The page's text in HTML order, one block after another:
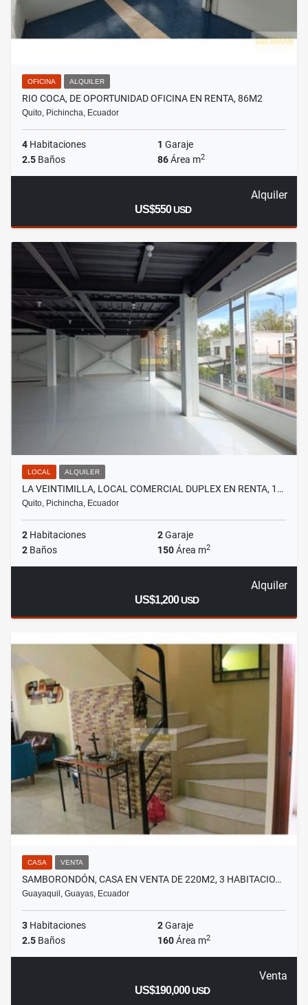
OFICINA ALQUILER
RIO COCA, DE OPORTUNIDAD OFICINA EN RENTA, 86M2
Quito, Pichincha, Ecuador
4 Habitaciones 1 Garaje
2.5 Baños 86Área m2
Alquiler
US$550USD
LOCAL ALQUILER
LA VEINTIMILLA, LOCAL COMERCIAL DUPLEX EN RENTA, 1…
Quito, Pichincha, Ecuador
2 Habitaciones 2Garaje
2 Baños 150Área m2
Alquiler
US$1,200USD
CASA VENTA
SAMBORONDÓN, CASA EN VENTA DE 220M2, 3 HABITACIO…
Guayaquil, Guayas, Ecuador
3 Habitaciones 2Garaje
2.5 Baños 160Área m2
Venta
US$190,000USD